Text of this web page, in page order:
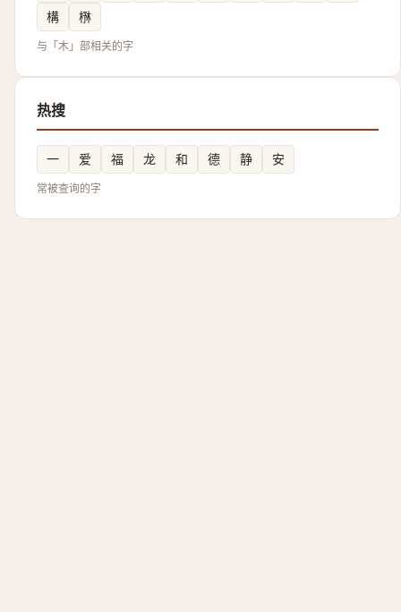
構
㮊
与「木」部相关的字
热搜
一 爱 福 龙 和 德 静 安
常被查询的字